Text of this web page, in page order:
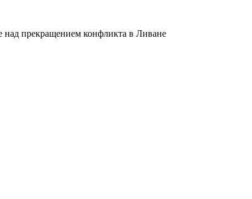
прекращением конфликта в Ливане